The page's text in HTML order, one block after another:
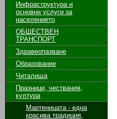
Инфраструктура и
основни услуги за
населението
ОБЩЕСТВЕН
ТРАНСПОРТ
Здравеопазване
Образование
Читалища
Празници, чествания,
култура
Мартеницата - една
красива традиция,